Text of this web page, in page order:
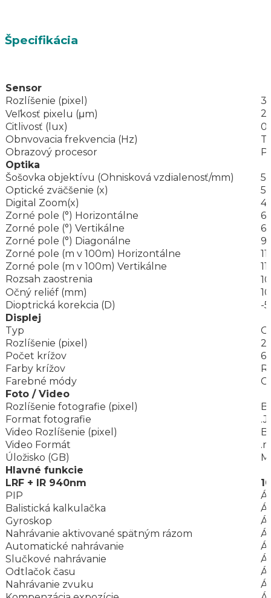
Špecifikácia
Sensor
Rozlíšenie (pixel)
Veľkosť pixelu (μm)
Citlivosť (lux)
Obnvovacia frekvencia (Hz)
Obrazový procesor
Optika
Šošovka objektívu (Ohnisková vzdialenosť/mm)
Optické zväčšenie (x)
Digital Zoom(x)
4
Zorné pole (°) Horizontálne
Zorné pole (°) Vertikálne
Zorné pole (°) Diagonálne
Zorné pole (m v 100m) Horizontálne
Zorné pole (m v 100m) Vertikálne
Rozsah zaostrenia
Očný reliéf (mm)
Dioptrická korekcia (D)
-
Displej
Typ
Rozlíšenie (pixel)
Počet krížov
6
Farby krížov
Farebné módy
Foto / Video
Rozlíšenie fotografie (pixel)
Format fotografie
Video Rozlíšenie (pixel)
Video Formát
Úložisko (GB)
Hlavné funkcie
LRF + IR 940nm
PIP
Balistická kalkulačka
Gyroskop
Nahrávanie aktivované spätným rázom
Automatické nahrávanie
Slučkové nahrávanie
Odtlačok času
Nahrávanie zvuku